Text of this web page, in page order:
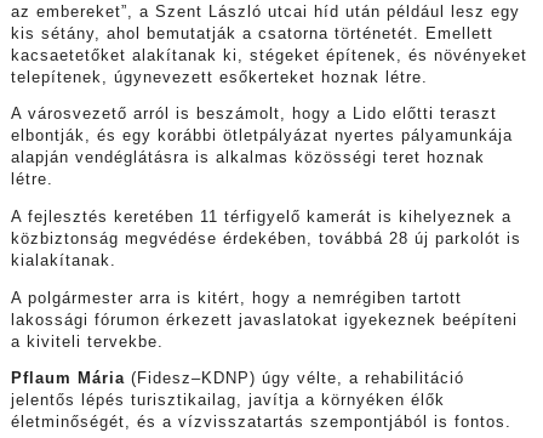
az embereket”, a Szent László utcai híd után például lesz egy
kis sétány, ahol bemutatják a csatorna történetét. Emellett
kacsaetetőket alakítanak ki, stégeket építenek, és növényeket
telepítenek, úgynevezett esőkerteket hoznak létre.
A városvezető arról is beszámolt, hogy a Lido előtti teraszt
elbontják, és egy korábbi ötletpályázat nyertes pályamunkája
alapján vendéglátásra is alkalmas közösségi teret hoznak
létre.
A fejlesztés keretében 11 térfigyelő kamerát is kihelyeznek a
közbiztonság megvédése érdekében, továbbá 28 új parkolót is
kialakítanak.
A polgármester arra is kitért, hogy a nemrégiben tartott
lakossági fórumon érkezett javaslatokat igyekeznek beépíteni
a kiviteli tervekbe.
Pflaum Mária(Fidesz–KDNP) úgy vélte, a rehabilitáció
jelentős lépés turisztikailag, javítja a környéken élők
életminőségét, és a vízvisszatartás szempontjából is fontos.